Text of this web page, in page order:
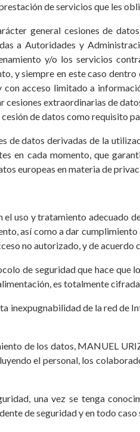
de servicios que les
general cesiones de
a Autoridades y
y/o los servicios
y siempre en este caso
acceso limitado a
cesiones extraordinarias de
de datos como requisito
de datos derivadas de la
en cada momento, que
europeas en materia de
uso y tratamiento adecuado
así como a dar
no autorizado, y de
de seguridad que hace
es totalmente
inexpugnabilidad de la red
de los datos, MANUEL
el personal, los
una vez se tenga
de seguridad y en todo